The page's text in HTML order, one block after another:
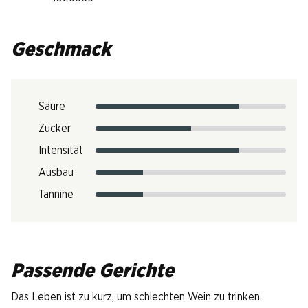
Geschmack
Säure
Zucker
Intensität
Ausbau
Tannine
Passende Gerichte
Das Leben ist zu kurz, um schlechten Wein zu trinken.